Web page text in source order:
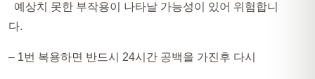
예상치 못한 부작용이 나타날 가능성이 있어 위험합니
다.
– 1번 복용하면 반드시 24시간 공백을 가진후 다시